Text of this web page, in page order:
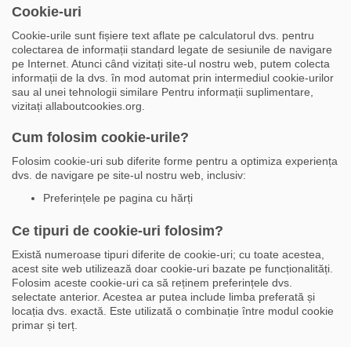
Cookie-uri
Cookie-urile sunt fișiere text aflate pe calculatorul dvs. pentru
colectarea de informații standard legate de sesiunile de navigare
pe Internet. Atunci când vizitați site-ul nostru web, putem colecta
informații de la dvs. în mod automat prin intermediul cookie-urilor
sau al unei tehnologii similare Pentru informații suplimentare,
vizitați allaboutcookies.org.
Cum folosim cookie-urile?
Folosim cookie-uri sub diferite forme pentru a optimiza experiența
dvs. de navigare pe site-ul nostru web, inclusiv:
Preferințele pe pagina cu hărți
Ce tipuri de cookie-uri folosim?
Există numeroase tipuri diferite de cookie-uri; cu toate acestea,
acest site web utilizează doar cookie-uri bazate pe funcționalități.
Folosim aceste cookie-uri ca să reținem preferințele dvs.
selectate anterior. Acestea ar putea include limba preferată și
locația dvs. exactă. Este utilizată o combinație între modul cookie
primar și terț.